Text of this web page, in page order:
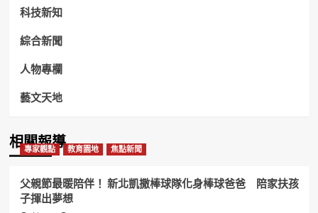
科技新知
綜合新聞
人物專欄
藝文天地
相關報導
專家觀點 教育園地 焦點新聞
父親節最暖陪伴！ 新北凱撒棒球隊化身棒球爸爸 陪家扶孩
子揮出夢想